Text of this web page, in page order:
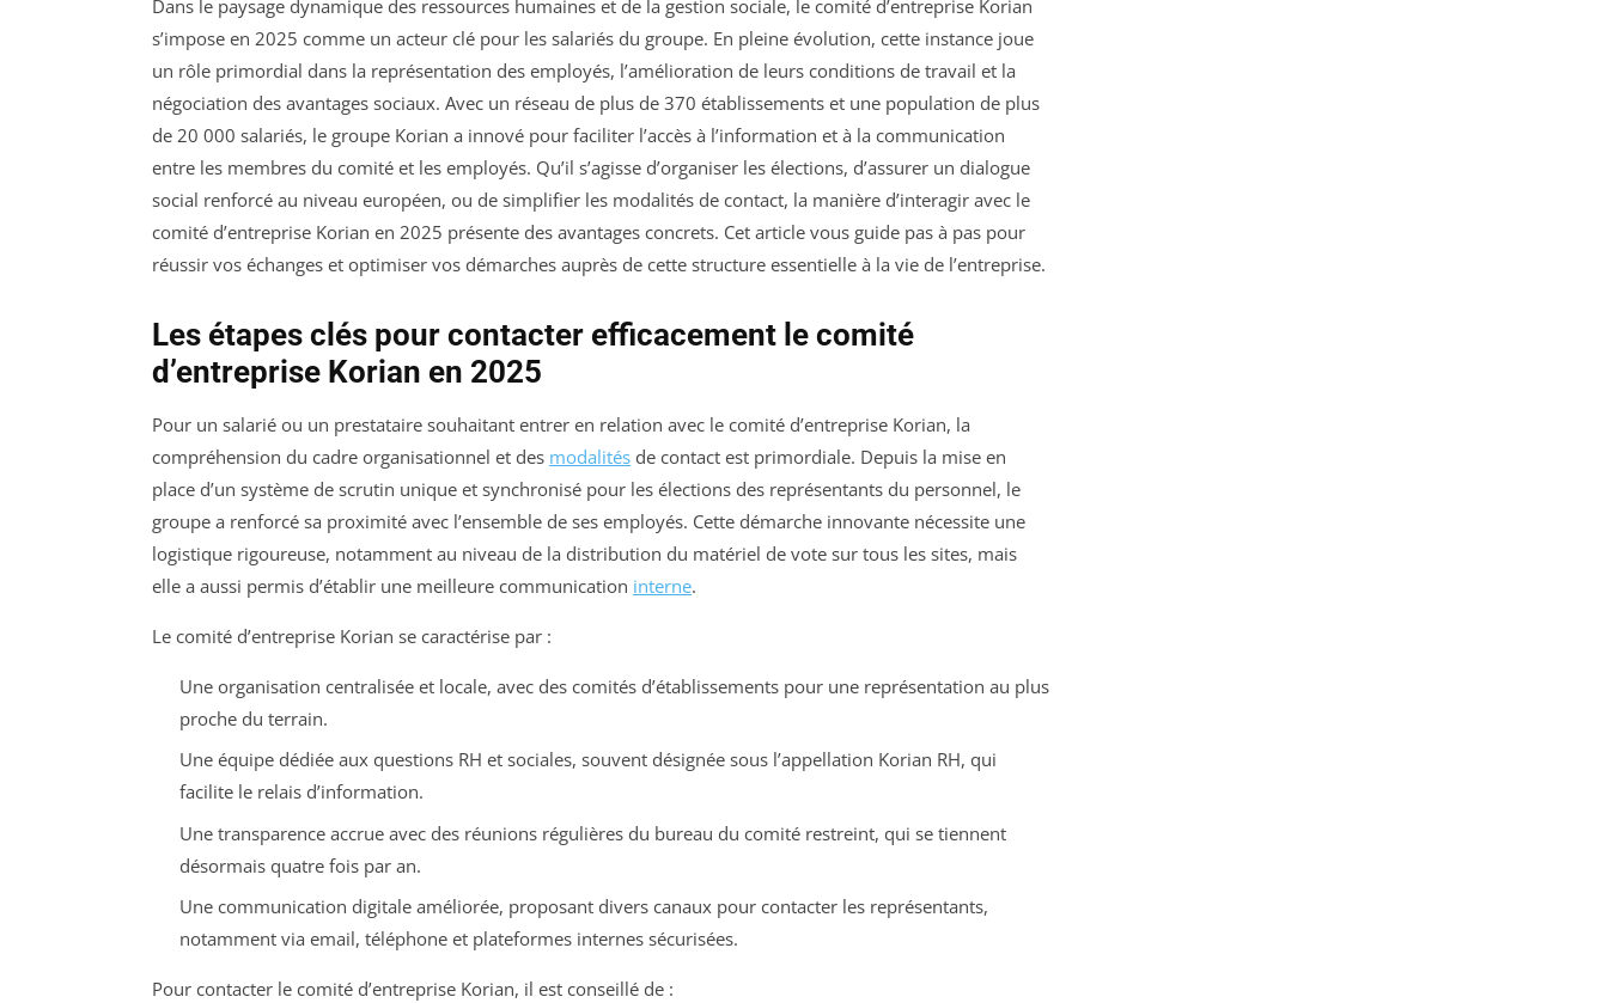
Dans le paysage dynamique des ressources humaines et de la gestion sociale, le comité d’entreprise Korian
s’impose en 2025 comme un acteur clé pour les salariés du groupe. En pleine évolution, cette instance joue
un rôle primordial dans la représentation des employés, l’amélioration de leurs conditions de travail et la
négociation des avantages sociaux. Avec un réseau de plus de 370 établissements et une population de plus
de 20 000 salariés, le groupe Korian a innové pour faciliter l’accès à l’information et à la communication
entre les membres du comité et les employés. Qu’il s’agisse d’organiser les élections, d’assurer un dialogue
social renforcé au niveau européen, ou de simplifier les modalités de contact, la manière d’interagir avec le
comité d’entreprise Korian en 2025 présente des avantages concrets. Cet article vous guide pas à pas pour
réussir vos échanges et optimiser vos démarches auprès de cette structure essentielle à la vie de l’entreprise.
Les étapes clés pour contacter efficacement le comité
d’entreprise Korian en 2025
Pour un salarié ou un prestataire souhaitant entrer en relation avec le comité d’entreprise Korian, la
compréhension du cadre organisationnel et des modalités de contact est primordiale. Depuis la mise en
place d’un système de scrutin unique et synchronisé pour les élections des représentants du personnel, le
groupe a renforcé sa proximité avec l’ensemble de ses employés. Cette démarche innovante nécessite une
logistique rigoureuse, notamment au niveau de la distribution du matériel de vote sur tous les sites, mais
elle a aussi permis d’établir une meilleure communication interne.
Le comité d’entreprise Korian se caractérise par :
Une organisation centralisée et locale, avec des comités d’établissements pour une représentation au plus
proche du terrain.
Une équipe dédiée aux questions RH et sociales, souvent désignée sous l’appellation Korian RH, qui
facilite le relais d’information.
Une transparence accrue avec des réunions régulières du bureau du comité restreint, qui se tiennent
désormais quatre fois par an.
Une communication digitale améliorée, proposant divers canaux pour contacter les représentants,
notamment via email, téléphone et plateformes internes sécurisées.
Pour contacter le comité d’entreprise Korian, il est conseillé de :